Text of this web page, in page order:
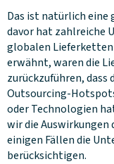
Das ist natürlich eine
davor hat zahlreiche
globalen Lieferketten
erwähnt, waren die
zurückzuführen,
Outsourcing-
oder Technologien
wir die
einigen Fällen die
berücksichtigen.